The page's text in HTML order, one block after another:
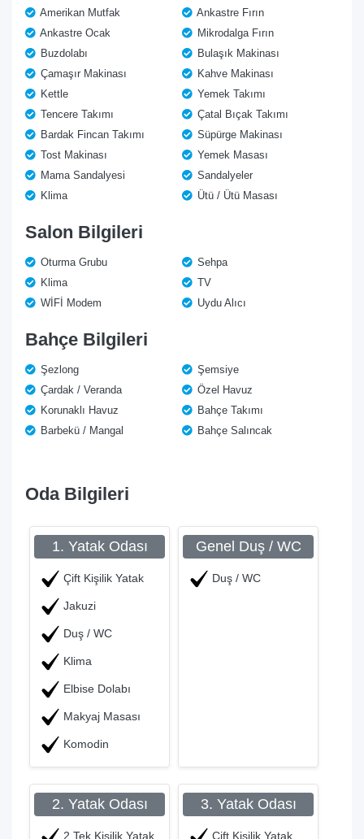
Amerikan Mutfak
Ankastre Fırın
Ankastre Ocak
Mikrodalga Fırın
Buzdolabı
Bulaşık Makinası
Çamaşır Makinası
Kahve Makinası
Kettle
Yemek Takımı
Tencere Takımı
Çatal Bıçak Takımı
Bardak Fincan Takımı
Süpürge Makinası
Tost Makinası
Yemek Masası
Mama Sandalyesi
Sandalyeler
Klima
Ütü / Ütü Masası
Salon Bilgileri
Oturma Grubu
Sehpa
Klima
TV
WİFİ Modem
Uydu Alıcı
Bahçe Bilgileri
Şezlong
Şemsiye
Çardak / Veranda
Özel Havuz
Korunaklı Havuz
Bahçe Takımı
Barbekü / Mangal
Bahçe Salıncak
Oda Bilgileri
1. Yatak Odası
Çift Kişilik Yatak
Jakuzi
Duş / WC
Klima
Elbise Dolabı
Makyaj Masası
Komodin
Genel Duş / WC
Duş / WC
2. Yatak Odası
2 Tek Kişilik Yatak
3. Yatak Odası
Çift Kişilik Yatak